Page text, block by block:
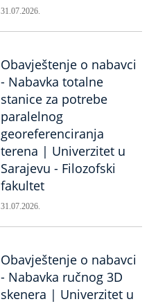
31.07.2026.
Obavještenje o nabavci
- Nabavka totalne
stanice za potrebe
paralelnog
georeferenciranja
terena | Univerzitet u
Sarajevu - Filozofski
fakultet
31.07.2026.
Obavještenje o nabavci
- Nabavka ručnog 3D
skenera | Univerzitet u